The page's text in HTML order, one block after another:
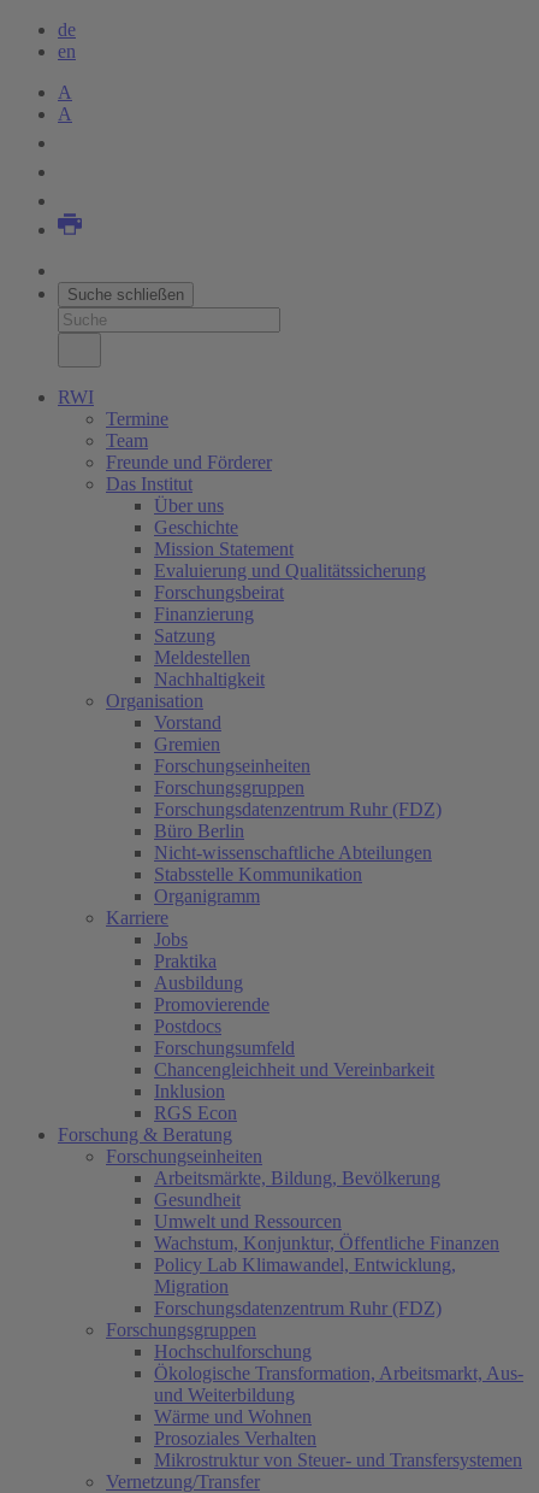
de
en
A
A
Suche schließen
RWI
Termine
Team
Freunde und Förderer
Das Institut
Über uns
Geschichte
Mission Statement
Evaluierung und Qualitätssicherung
Forschungsbeirat
Finanzierung
Satzung
Meldestellen
Nachhaltigkeit
Organisation
Vorstand
Gremien
Forschungseinheiten
Forschungsgruppen
Forschungsdatenzentrum Ruhr (FDZ)
Büro Berlin
Nicht-wissenschaftliche Abteilungen
Stabsstelle Kommunikation
Organigramm
Karriere
Jobs
Praktika
Ausbildung
Promovierende
Postdocs
Forschungsumfeld
Chancengleichheit und Vereinbarkeit
Inklusion
RGS Econ
Forschung & Beratung
Forschungseinheiten
Arbeitsmärkte, Bildung, Bevölkerung
Gesundheit
Umwelt und Ressourcen
Wachstum, Konjunktur, Öffentliche Finanzen
Policy Lab Klimawandel, Entwicklung,
Migration
Forschungsdatenzentrum Ruhr (FDZ)
Forschungsgruppen
Hochschulforschung
Ökologische Transformation, Arbeitsmarkt, Aus-
und Weiterbildung
Wärme und Wohnen
Prosoziales Verhalten
Mikrostruktur von Steuer- und Transfersystemen
Vernetzung/Transfer